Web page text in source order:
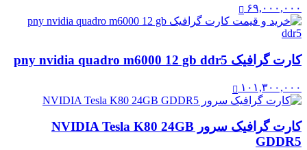
۶۹,۰۰۰,۰۰۰
کارت گرافیک pny nvidia quadro m6000 12 gb ddr5
۱۰۱,۳۰۰,۰۰۰
کارت گرافیک سرور NVIDIA Tesla K80 24GB
GDDR5